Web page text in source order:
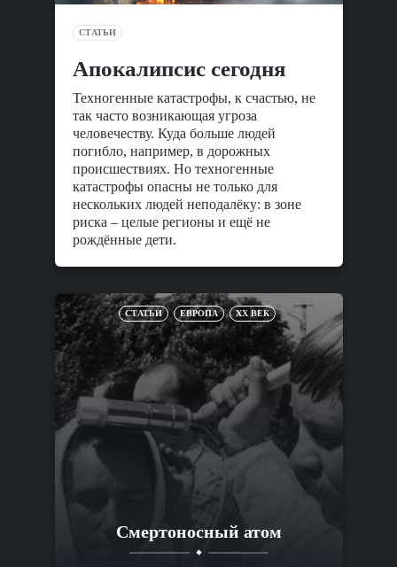
СТАТЬИ
Апокалипсис сегодня
Техногенные катастрофы, к счастью, не
так часто возникающая угроза
человечеству. Куда больше людей
погибло, например, в дорожных
происшествиях. Но техногенные
катастрофы опасны не только для
нескольких людей неподалёку: в зоне
риска – целые регионы и ещё не
рождённые дети.
СТАТЬИ ЕВРОПА XX ВЕК
Смертоносный атом